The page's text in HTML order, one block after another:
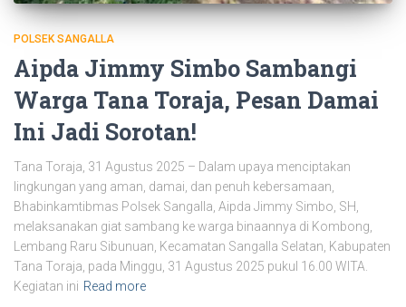
POLSEK SANGALLA
Aipda Jimmy Simbo Sambangi
Warga Tana Toraja, Pesan Damai
Ini Jadi Sorotan!
Tana Toraja, 31 Agustus 2025 – Dalam upaya menciptakan
lingkungan yang aman, damai, dan penuh kebersamaan,
Bhabinkamtibmas Polsek Sangalla, Aipda Jimmy Simbo, SH,
melaksanakan giat sambang ke warga binaannya di Kombong,
Lembang Raru Sibunuan, Kecamatan Sangalla Selatan, Kabupaten
Tana Toraja, pada Minggu, 31 Agustus 2025 pukul 16.00 WITA.
Kegiatan ini Read more